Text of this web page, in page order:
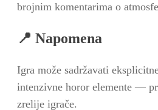
brojnim komentarima o
📍 Napomena
Igra može sadržavati
intenzivne horor elemente —
zrelije igrače.